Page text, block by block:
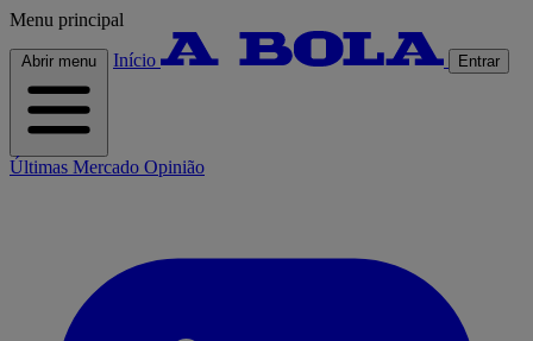
Menu principal
Abrir menu Início Entrar
Últimas Mercado Opinião